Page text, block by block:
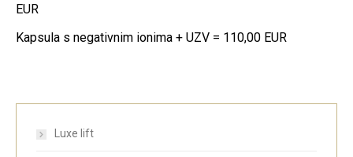
EUR
Kapsula s negativnim ionima + UZV = 110,00 EUR
Luxe lift